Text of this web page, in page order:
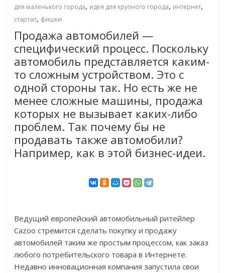
для маленького города, идея для крупного города, интернет,
стартап, фишки
Продажа автомобилей —
специфический процесс. Поскольку
автомобиль представляется каким-
то сложным устройством. Это с
одной стороны так. Но есть же не
менее сложные машины, продажа
которых не вызывает каких-либо
проблем. Так почему бы не
продавать также автомобили?
Например, как в этой бизнес-идеи.
Ведущий европейский автомобильный ритейлер
Cazoo стремится сделать покупку и продажу
автомобилей таким же простым процессом, как заказ
любого потребительского товара в Интернете.
Недавно инновационная компания запустила свои